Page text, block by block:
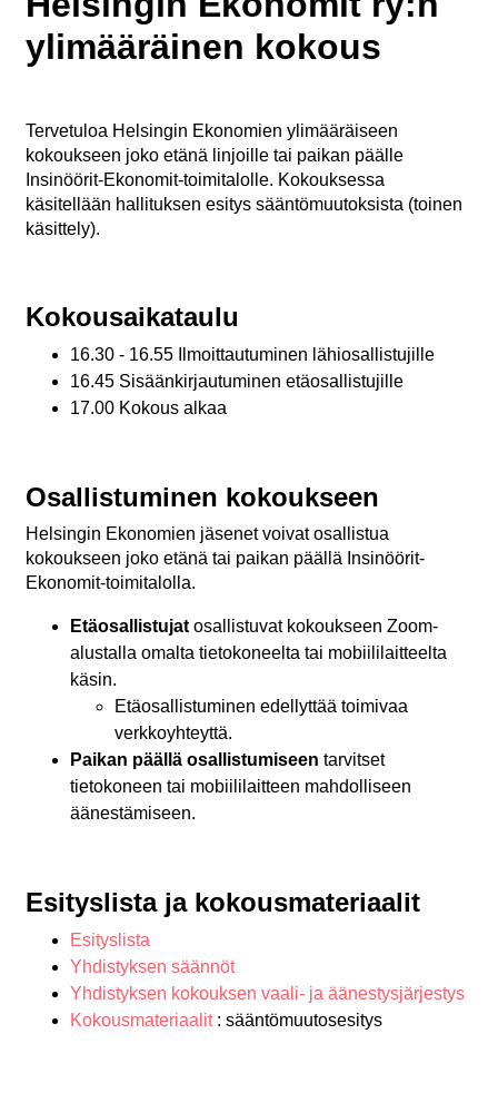
ylimääräinen kokous
Tervetuloa Helsingin Ekonomien ylimääräiseen
kokoukseen joko etänä linjoille tai paikan päälle
Insinöörit-Ekonomit-toimitalolle. Kokouksessa
käsitellään hallituksen esitys sääntömuutoksista (toinen
käsittely).
Kokousaikataulu
16.30 - 16.55 Ilmoittautuminen lähiosallistujille
16.45 Sisäänkirjautuminen etäosallistujille
17.00 Kokous alkaa
Osallistuminen kokoukseen
Helsingin Ekonomien jäsenet voivat osallistua
kokoukseen joko etänä tai paikan päällä Insinöörit-
Ekonomit-toimitalolla.
Etäosallistujat osallistuvat kokoukseen Zoom-
alustalla omalta tietokoneelta tai mobiililaitteelta
käsin.
Etäosallistuminen edellyttää toimivaa
verkkoyhteyttä.
Paikan päällä osallistumiseen tarvitset
tietokoneen tai mobiililaitteen mahdolliseen
äänestämiseen.
Esityslista ja kokousmateriaalit
Esityslista
Yhdistyksen säännöt
Yhdistyksen kokouksen vaali- ja äänestysjärjestys
Kokousmateriaalit : sääntömuutosesitys